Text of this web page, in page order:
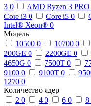
3 0 AMD Ryzen 3 PRO
Core i3 0 Core i5 0
Intel® Xeon® 0
Модель
10500 0 10700 0
200GE 0 2200GE 0
4650G 0 7500T 0
9100 0 9100T 0
1270 0
Количество ядер
2 0 4 0 6 0 8